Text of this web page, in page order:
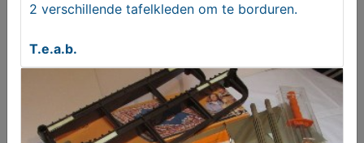
Polman Cargo Volvo
2 verschillende tafelkleden om te borduren.
T.e.a.b.